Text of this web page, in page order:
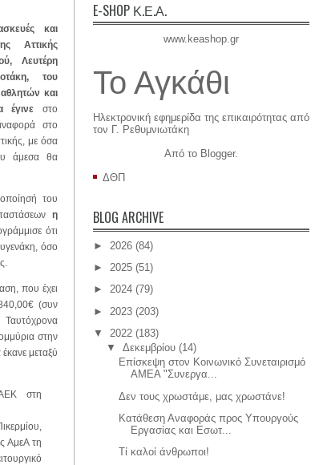
και
Αττικής
Λευτέρη
του
και
έγινε στο
στο
με όσα
άμεσα θα
του
η
ότι
όσο
που έχει
(συν
στην
μεταξύ
στη
ΑμεΑ τη
E-SHOP Κ.Ε.Α.
www.keashop.gr
Το Αγκάθι
Ηλεκτρονική εφημερίδα της επικαιρότητας από
τον Γ. Ρεθυμνιωτάκη
Από το Blogger.
ΔΘΠ
BLOG ARCHIVE
► 2026 (84)
► 2025 (51)
► 2024 (79)
► 2023 (203)
▼
2022 (183)
▼
Δεκεμβρίου (14)
Επίσκεψη στον Κοινωνικό Συνεταιρισμό
ΑΜΕΑ "Συνεργα...
Δεν τους χρωστάμε, μας χρωστάνε!
Κατάθεση Αναφοράς προς Υπουργούς
Εργασίας και Εσωτ...
Τί καλοί άνθρωποι!